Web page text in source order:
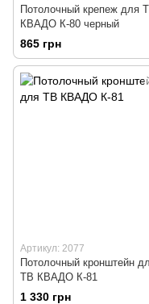
Потолочный крепеж для
КВАДО К-80 черный
865 грн
Артикул: 2077
Потолочный кронштейн
ТВ КВАДО К-81
1 330 грн